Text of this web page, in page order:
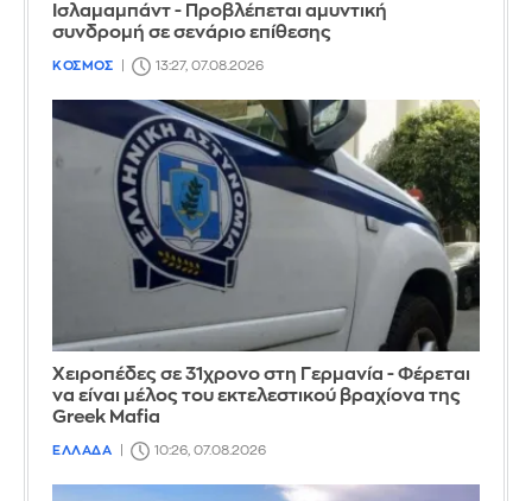
Ισλαμαμπάντ - Προβλέπεται αμυντική
συνδρομή σε σενάριο επίθεσης
ΚΟΣΜΟΣ 13:27, 07.08.2026
Χειροπέδες σε 31χρονο στη Γερμανία - Φέρεται
να είναι μέλος του εκτελεστικού βραχίονα της
Greek Mafia
ΕΛΛΑΔΑ 10:26, 07.08.2026